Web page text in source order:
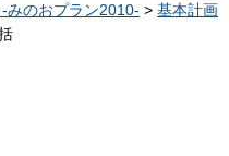
みのおプラン2010- > 基本計画